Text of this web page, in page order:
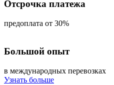
Отсрочка платежа
предоплата от 30%
Большой опыт
в международных перевозках
Узнать больше